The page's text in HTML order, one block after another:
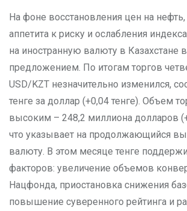
На фоне восстановления цен на
аппетита к риску и ослабления
на иностранную валюту в Казахстане
предложением. По итогам торгов
USD/KZT незначительно изменился,
тенге за доллар (+0,04 тенге). Объем
высоким – 248,2 миллиона долларов
что указывает на продолжающийся
валюту. В этом месяце тенге
факторов: увеличение объемов
Нацфонда, приостановка снижения
повышение суверенного рейтинга и